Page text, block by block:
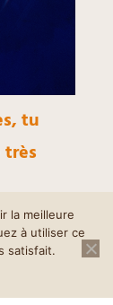
tu
très
de la
la meilleure
à utiliser ce
satisfait.